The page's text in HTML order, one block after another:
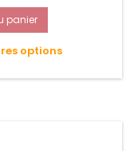
aux UV et aux
l'eau.
panier
options